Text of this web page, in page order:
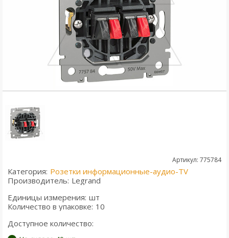
Артикул: 775784
Категория: Розетки информационные-аудио-TV
Производитель: Legrand
Единицы измерения: шт
Количество в упаковке: 10
Доступное количество: